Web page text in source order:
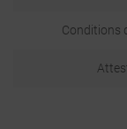
Conditions